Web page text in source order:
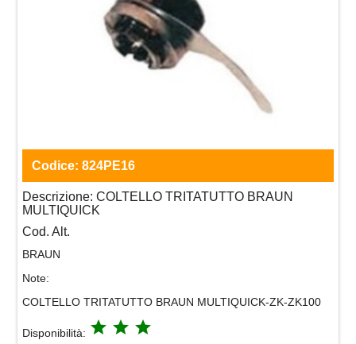
Codice: 824PE16
Descrizione: COLTELLO TRITATUTTO BRAUN
MULTIQUICK
Cod. Alt.
BRAUN
Note:
COLTELLO TRITATUTTO BRAUN MULTIQUICK-ZK-ZK100
Disponibilità: grade grade grade